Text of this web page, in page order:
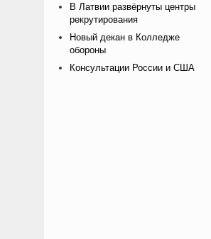
В Латвии развёрнуты центры
рекрутирования
Новый декан в Колледже
обороны
Консультации России и США